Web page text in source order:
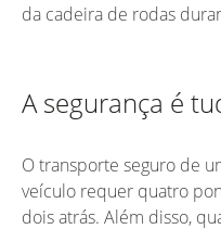
da cadeira de rodas
A segurança é
O transporte seguro de
veículo requer quatro
dois atrás. Além disso,